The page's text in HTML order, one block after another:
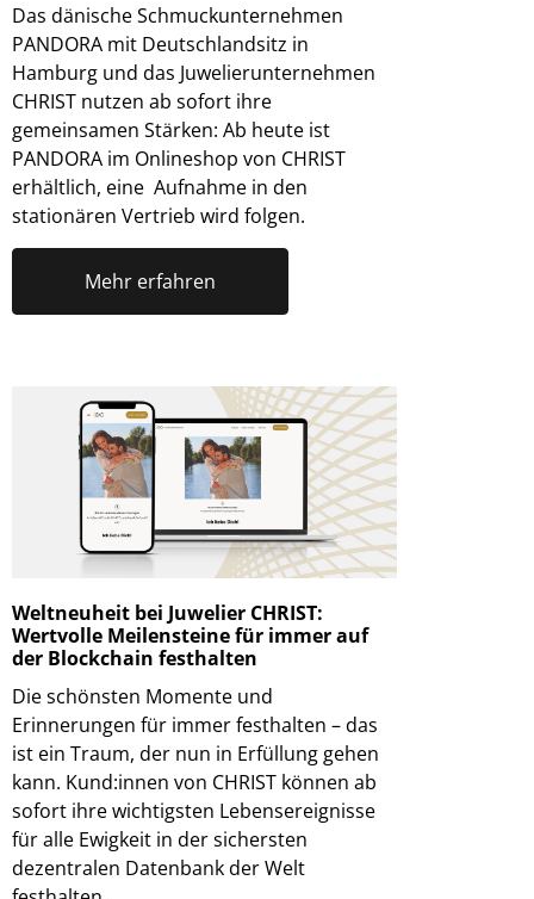
Das dänische Schmuckunternehmen
PANDORA mit Deutschlandsitz in
Hamburg und das Juwelierunternehmen
CHRIST nutzen ab sofort ihre
gemeinsamen Stärken: Ab heute ist
PANDORA im Onlineshop von CHRIST
erhältlich, eine Aufnahme in den
stationären Vertrieb wird folgen.
Mehr erfahren
Weltneuheit bei Juwelier CHRIST:
Wertvolle Meilensteine für immer auf
der Blockchain festhalten
Die schönsten Momente und
Erinnerungen für immer festhalten – das
ist ein Traum, der nun in Erfüllung gehen
kann. Kund:innen von CHRIST können ab
sofort ihre wichtigsten Lebensereignisse
für alle Ewigkeit in der sichersten
dezentralen Datenbank der Welt